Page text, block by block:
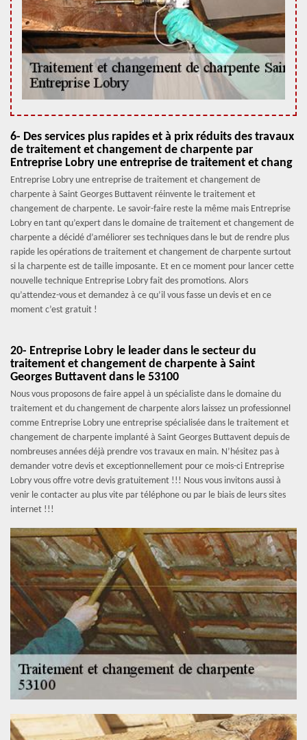
6- Des services plus rapides et à prix réduits des travaux
de traitement et changement de charpente par
Entreprise Lobry une entreprise de traitement et chang
Entreprise Lobry une entreprise de traitement et changement de
charpente à Saint Georges Buttavent réinvente le traitement et
changement de charpente. Le savoir-faire reste la même mais Entreprise
Lobry en tant qu’expert dans le domaine de traitement et changement de
charpente a décidé d’améliorer ses techniques dans le but de rendre plus
rapide les opérations de traitement et changement de charpente surtout
si la charpente est de taille imposante. Et en ce moment pour lancer cette
nouvelle technique Entreprise Lobry fait des promotions. Alors
qu’attendez-vous et demandez à ce qu’il vous fasse un devis et en ce
moment c’est gratuit !
20- Entreprise Lobry le leader dans le secteur du
traitement et changement de charpente à Saint
Georges Buttavent dans le 53100
Nous vous proposons de faire appel à un spécialiste dans le domaine du
traitement et du changement de charpente alors laissez un professionnel
comme Entreprise Lobry une entreprise spécialisée dans le traitement et
changement de charpente implanté à Saint Georges Buttavent depuis de
nombreuses années déjà prendre vos travaux en main. N’hésitez pas à
demander votre devis et exceptionnellement pour ce mois-ci Entreprise
Lobry vous offre votre devis gratuitement !!! Nous vous invitons aussi à
venir le contacter au plus vite par téléphone ou par le biais de leurs sites
internet !!!